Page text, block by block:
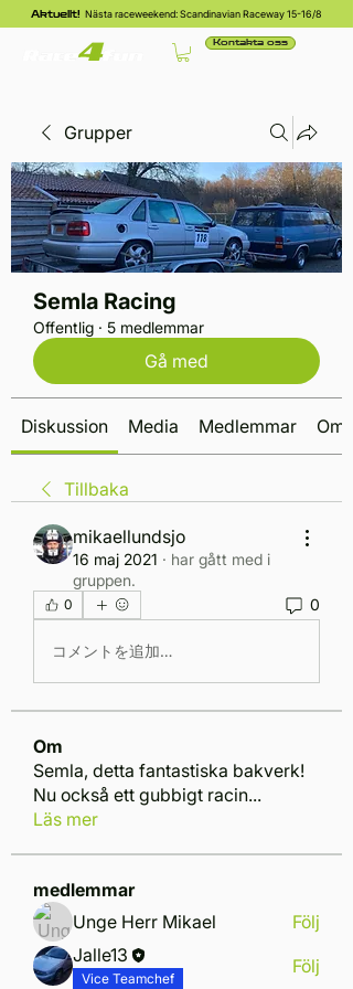
Aktuellt! Nästa raceweekend: Scandinavian Raceway 15-16/8
Kontakta oss
Grupper
Semla Racing
Offentlig · 5 medlemmar
Gå med
Diskussion Media Medlemmar Om
Tillbaka
mikaellundsjo
16 maj 2021 · har gått med i
gruppen.
0 0
コメントを追加…
Om
Semla, detta fantastiska bakverk!
Nu också ett gubbigt racin...
Läs mer
medlemmar
Unge Herr Mikael
Följ
Jalle13
Vice Teamchef
Följ